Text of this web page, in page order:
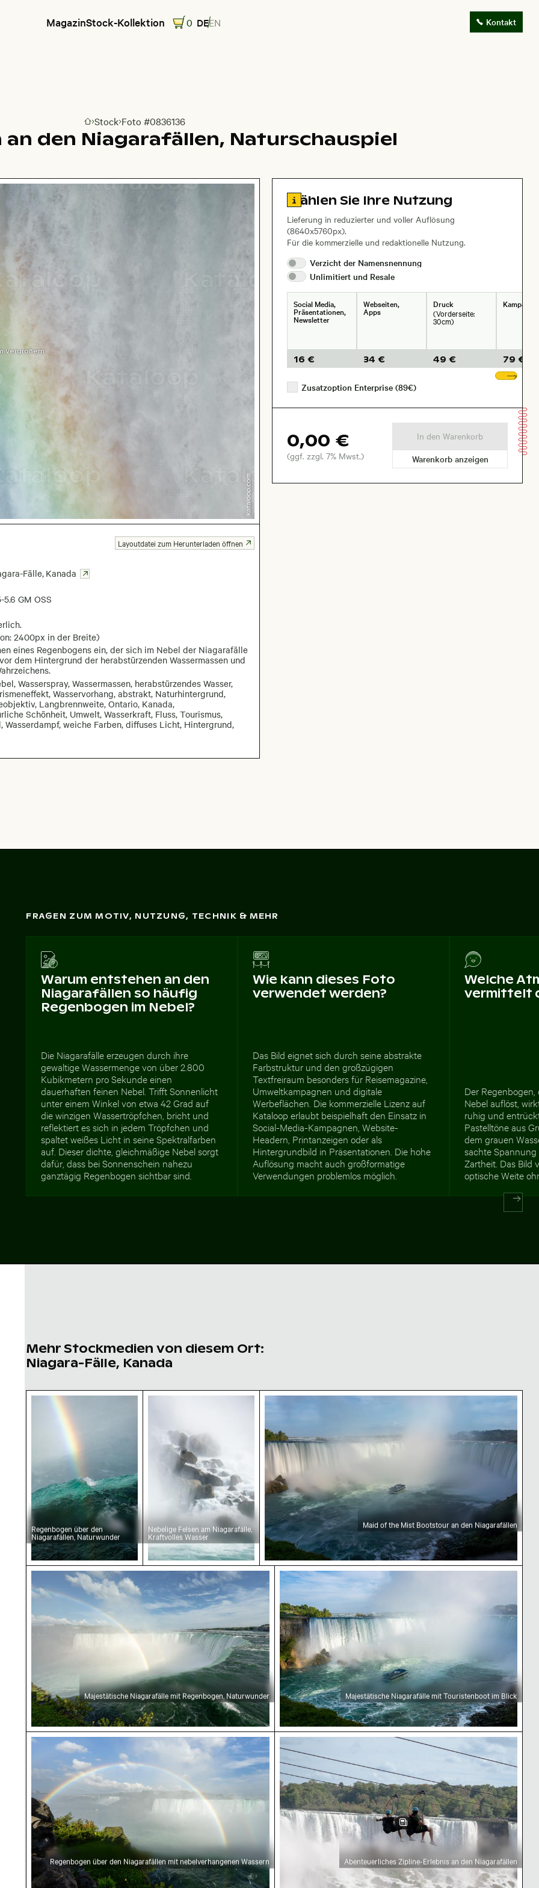
MagazinStock-Kollektion 0 DEEN Kontakt
Zur Homepage
Stock Foto #0836136
an den Niagarafällen, Naturschauspiel
Vergrößern
Fälle, Kanada
GM OSS
2400px in der Breite)
eines Regenbogens ein, der sich im Nebel der Niagarafälle
dem Hintergrund der herabstürzenden Wassermassen und
Wasserspray, Wassermassen, herabstürzendes Wasser,
Wasservorhang, abstrakt, Naturhintergrund,
Langbrennweite, Ontario, Kanada,
Schönheit, Umwelt, Wasserkraft, Fluss, Tourismus,
weiche Farben, diffuses Licht, Hintergrund,
Layoutdatei zum Herunterladen öffnen
Zu den Lizenzinformationen springen
Wählen Sie Ihre Nutzung
Lieferung in reduzierter und voller Auflösung
(8640x5760px).
Für die kommerzielle und redaktionelle Nutzung.
Verzicht der Namensnennung
Unlimitiert und Resale
Social Media,
Präsentationen,
Newsletter
16 €
Webseiten,
Apps
34 €
Druck
(Vorderseite:
30cm)
49 €
79 €
Zusatzoption Enterprise (89€)
0,00 €
(ggf. zzgl. 7% Mwst.)
In den Warenkorb
Warenkorb anzeigen
FRAGEN ZUM MOTIV, NUTZUNG, TECHNIK & MEHR
Warum entstehen an den
Niagarafällen so häufig
Regenbogen im Nebel?
Die Niagarafälle erzeugen durch ihre
gewaltige Wassermenge von über 2.800
Kubikmetern pro Sekunde einen
dauerhaften feinen Nebel. Trifft Sonnenlicht
unter einem Winkel von etwa 42 Grad auf
die winzigen Wassertröpfchen, bricht und
reflektiert es sich in jedem Tröpfchen und
spaltet weißes Licht in seine Spektralfarben
auf. Dieser dichte, gleichmäßige Nebel sorgt
dafür, dass bei Sonnenschein nahezu
ganztägig Regenbogen sichtbar sind.
Wie kann dieses Foto
verwendet werden?
Das Bild eignet sich durch seine abstrakte
Farbstruktur und den großzügigen
Textfreiraum besonders für Reisemagazine,
Umweltkampagnen und digitale
Werbeflächen. Die kommerzielle Lizenz auf
Kataloop erlaubt beispielhaft den Einsatz in
Social-Media-Kampagnen, Website-
Headern, Printanzeigen oder als
Hintergrundbild in Präsentationen. Die hohe
Auflösung macht auch großformatige
Verwendungen problemlos möglich.
Welche
vermittelt
Der
Nebel auflöst,
ruhig und
Pastelltöne aus
dem grauen
sachte
Zartheit. Das Bild
optische Weite
Mehr Stockmedien von diesem Ort:
Niagara-Fälle, Kanada
Regenbogen über den Niagarafällen, Naturwunder
Regenbogen über den
Niagarafällen, Naturwunder
Nebelige Felsen am Niagarafälle, Kraftvolles Wasser
Nebelige Felsen am Niagarafälle,
Kraftvolles Wasser
Maid of the Mist Bootstour an den Niagarafällen
Maid of the Mist Bootstour an den Niagarafällen
Majestätische Niagarafälle mit Regenbogen, Naturwunder
Majestätische Niagarafälle mit Regenbogen, Naturwunder
Majestätische Niagarafälle mit Touristenboot im
Majestätische Niagarafälle mit Touristenboot im Blick
Regenbogen über den Niagarafällen mit nebelverhangenen Wassern
Regenbogen über den Niagarafällen mit nebelverhangenen Wassern
Abenteuerliches Zipline-Erlebnis an den
Abenteuerliches Zipline-Erlebnis an den Niagarafällen